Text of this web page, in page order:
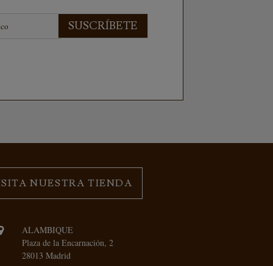
SUSCRÍBETE
NUESTRA TIENDA
ALAMBIQUE
Plaza de la Encarnación, 2
28013 Madrid